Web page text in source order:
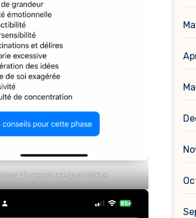
bilan d’une entrée journalière